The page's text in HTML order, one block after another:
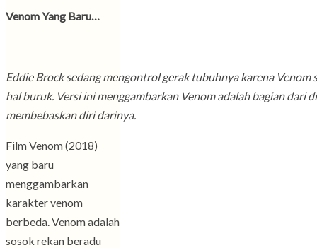
Venom Yang Baru…
Eddie Brock sedang mengontrol gerak tubuhnya karena
hal buruk. Versi ini menggambarkan Venom adalah bagian dari
membebaskan diri darinya.
Film Venom (2018)
yang baru
menggambarkan
karakter venom
berbeda. Venom adalah
sosok rekan beradu